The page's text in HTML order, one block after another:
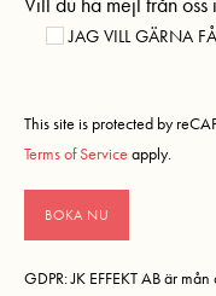
Vill du ha mejl från oss
JAG VILL GÄRNA
This site is protected by
Terms of Service apply.
GDPR: JK EFFEKT AB är